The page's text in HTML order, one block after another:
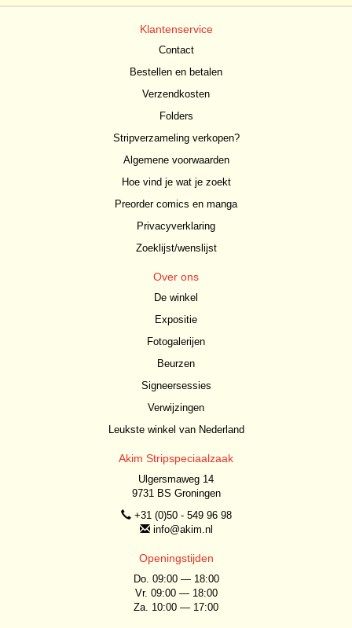
Klantenservice
Contact
Bestellen en betalen
Verzendkosten
Folders
Stripverzameling verkopen?
Algemene voorwaarden
Hoe vind je wat je zoekt
Preorder comics en manga
Privacyverklaring
Zoeklijst/wenslijst
Over ons
De winkel
Expositie
Fotogalerijen
Beurzen
Signeersessies
Verwijzingen
Leukste winkel van Nederland
Akim Stripspeciaalzaak
Ulgersmaweg 14
9731 BS Groningen
+31 (0)50 - 549 96 98
info@akim.nl
Openingstijden
Do. 09:00 — 18:00
Vr. 09:00 — 18:00
Za. 10:00 — 17:00